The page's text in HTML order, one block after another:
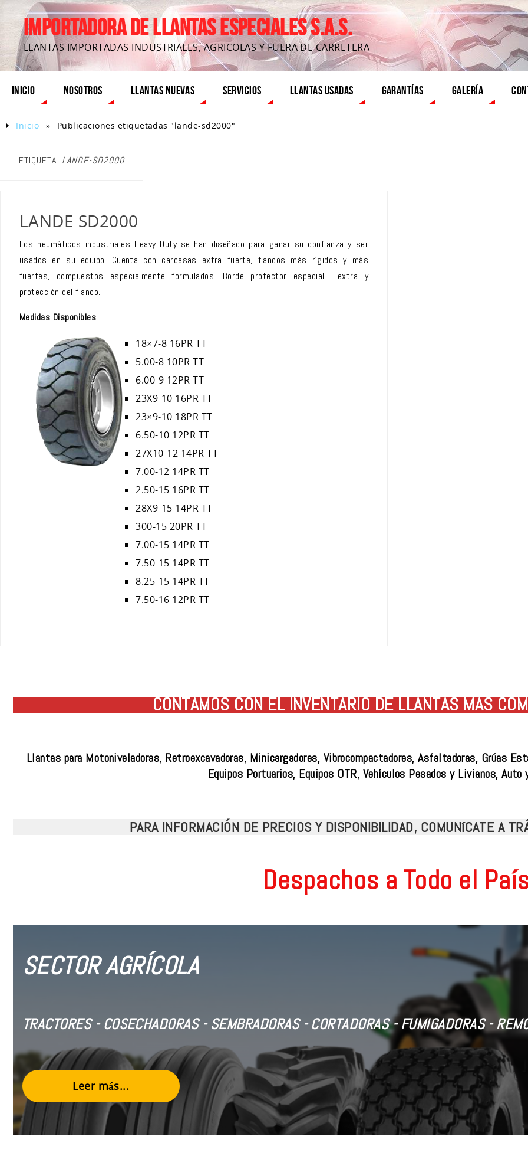
IMPORTADORA DE LLANTAS ESPECIALES S.A.S.
LLANTAS IMPORTADAS INDUSTRIALES, AGRICOLAS Y FUERA DE CARRETERA
INICIO NOSOTROS LLANTAS NUEVAS SERVICIOS LLANTAS USADAS GARANTÍAS GALERÍA
Inicio » Publicaciones etiquetadas "lande-sd2000"
ETIQUETA: LANDE-SD2000
LANDE SD2000
Los neumáticos industriales Heavy Duty se han diseñado para ganar su confianza y ser
usados en su equipo. Cuenta con carcasas extra fuerte, flancos más rígidos y más
fuertes, compuestos especialmente formulados. Borde protector especial extra y
protección del flanco.
Medidas Disponibles
18×7-8 16PR TT
5.00-8 10PR TT
6.00-9 12PR TT
23X9-10 16PR TT
23×9-10 18PR TT
6.50-10 12PR TT
27X10-12 14PR TT
7.00-12 14PR TT
2.50-15 16PR TT
28X9-15 14PR TT
300-15 20PR TT
7.00-15 14PR TT
7.50-15 14PR TT
8.25-15 14PR TT
7.50-16 12PR TT
CONTAMOS CON EL INVENTARIO DE LLANTAS MÁS
Llantas para Motoniveladoras, Retroexcavadoras, Minicargadores, Vibrocompactadores, Asfaltadoras, Grúas
Equipos Portuarios, Equipos OTR, Vehículos Pesados y Livianos, Auto
PARA INFORMACIÓN DE PRECIOS Y DISPONIBILIDAD, COMUNíCATE A
Despachos a Todo el
SECTOR AGRÍCOLA
TRACTORES - COSECHADORAS - SEMBRADORAS - CORTADORAS - FUMIGADORAS -
Leer más...